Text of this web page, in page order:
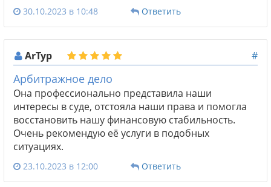
30.10.2023 в 10:48 Ответить
ArТур #
Арбитражное дело
Она профессионально представила наши
интересы в суде, отстояла наши права и помогла
восстановить нашу финансовую стабильность.
Очень рекомендую её услуги в подобных
ситуациях.
23.10.2023 в 12:00 Ответить